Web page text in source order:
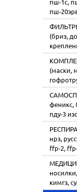
пш-
(бриз,
(маски,
феникс,
пду-3
нрз,
ffp-2,
кимгз,